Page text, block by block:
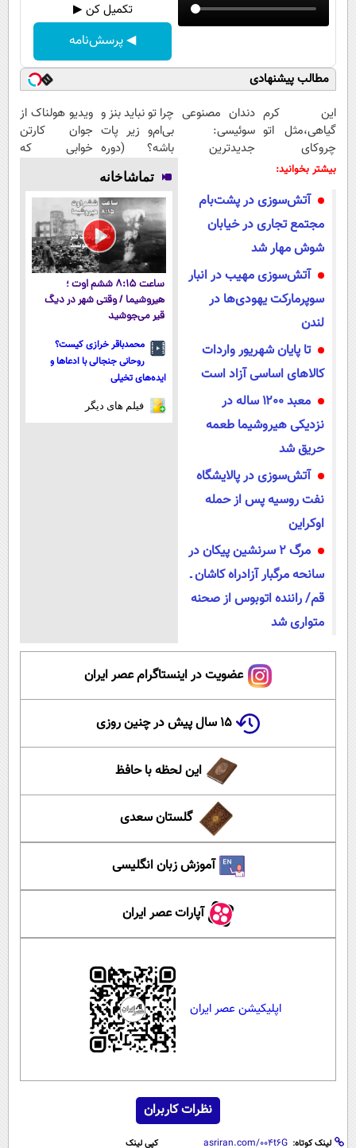
سیاست خارجی
تکمیل کن ▶
◀ پرسش‌نامه
مطالب پیشنهادی
این کرم
گیاهی،مثل اتو
چروکای
پوستتوصاف
دندان مصنوعی
سوئیسی:
جدیدترین
پرداخت قسطی
چرا تو نباید بنز و
بی‌ام‌و زیر پات
باشه؟ (دوره
رایگان درآمد
میلیاردی)
ویدیو هولناک از
جوان کارتن
خوابی که
بیشتر بخوانید:
آتش‌سوزی در پشت‌بام
مجتمع تجاری در خیابان
شوش مهار شد
آتش‌سوزی مهیب در انبار
سوپرمارکت یهودی‌ها در
لندن
تا پایان شهریور واردات
کالا‌های اساسی آزاد است
معبد ۱۲۰۰ ساله در
نزدیکی هیروشیما طعمه
حریق شد
آتش‌سوزی در پالایشگاه
نفت روسیه پس از حمله
اوکراین
مرگ ۲ سرنشین پیکان در
سانحه مرگبار آزادراه کاشان ـ
قم/ راننده اتوبوس از صحنه
متواری شد
تماشاخانه
ساعت ۸:۱۵ ششم اوت ؛
هیروشیما / وقتی شهر در دیگ
قیر می‌جوشید
محمدباقر خرازی کیست؟
روحانی جنجالی با ادعاها و
ایده‌های تخیلی
فیلم های دیگر
عضویت در اینستاگرام عصر ایران
۱۵ سال پیش در چنین روزی
این لحظه با حافظ
گلستان سعدی
آموزش زبان انگلیسی
آپارات عصر ایران
اپلیکیشن عصر ایران
نظرات کاربران
لینک کوتاه: کپی لینک